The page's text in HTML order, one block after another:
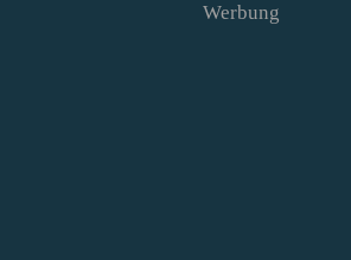
Werbung